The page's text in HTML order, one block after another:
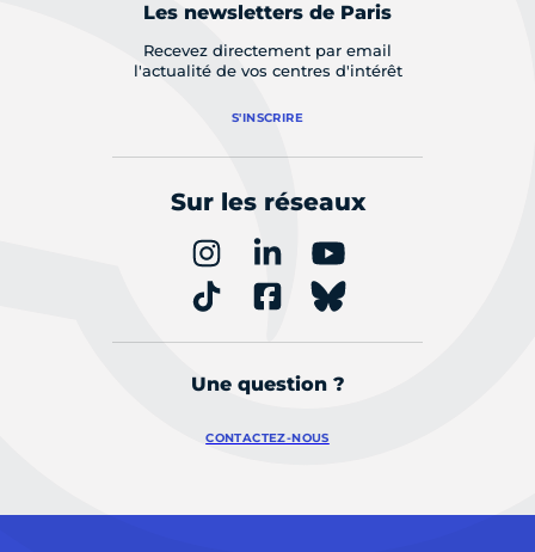
Les newsletters de Paris
Recevez directement par email
l'actualité de vos centres d'intérêt
S'INSCRIRE
Sur les réseaux
Une question ?
CONTACTEZ-NOUS